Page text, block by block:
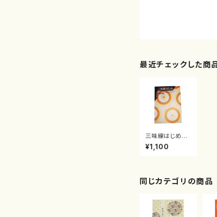
最近チェックした商
三味線はじめN
o.1（/水野 利
彦/楽譜）
¥1,100
同じカテゴリの商品